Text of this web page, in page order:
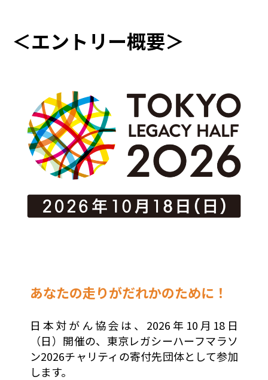
＜エントリー概要＞
あなたの走りがだれかのために！
日本対がん協会は、2026年10月18日
（日）開催の、東京レガシーハーフマラソ
ン2026チャリティの寄付先団体として参加
します。